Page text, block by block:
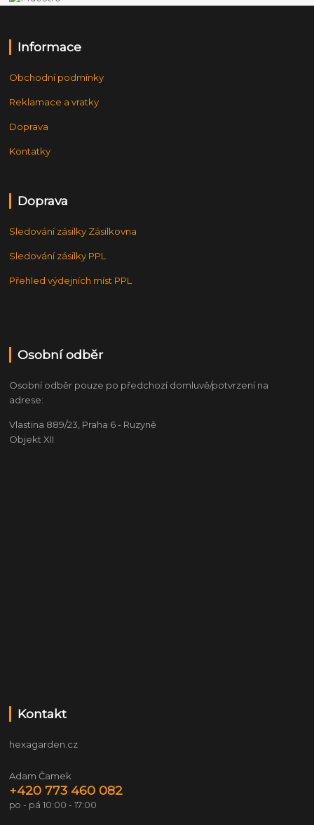
Informace
Obchodní podmínky
Reklamace a vratky
Doprava
Kontatky
Doprava
Sledování zásilky Zásilkovna
Sledování zásilky PPL
Přehled výdejních míst PPL
Osobní odběr
Osobní odběr pouze po předchozí domluvě/potvrzení na
adrese:
Vlastina 889/23, Praha 6 - Ruzyně
Objekt XII
Kontakt
hexagarden.cz
Adam Čamek
+420 773 460 082
po - pá 10:00 - 17:00